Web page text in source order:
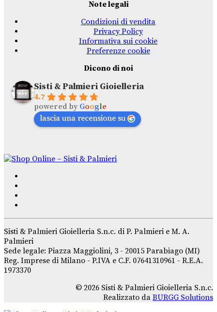
Note legali
Condizioni di vendita
Privacy Policy
Informativa sui cookie
Preferenze cookie
Dicono di noi
Sisti & Palmieri Gioielleria
4.7
powered by Google
lascia una recensione su
Sisti & Palmieri Gioielleria S.n.c. di P. Palmieri e M. A.
Palmieri
Sede legale: Piazza Maggiolini, 3 - 20015 Parabiago (MI)
Reg. Imprese di Milano - P.IVA e C.F. 07641310961 - R.E.A.
1973370
© 2026 Sisti & Palmieri Gioielleria S.n.c.
Realizzato da BURGG Solutions